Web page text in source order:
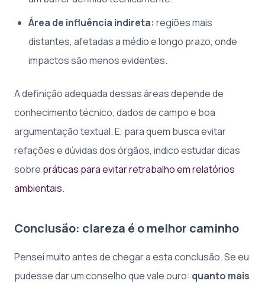
Área de influência indireta: regiões mais
distantes, afetadas a médio e longo prazo, onde
impactos são menos evidentes.
A definição adequada dessas áreas depende de
conhecimento técnico, dados de campo e boa
argumentação textual. E, para quem busca evitar
refações e dúvidas dos órgãos, indico estudar dicas
sobre práticas para evitar retrabalho em relatórios
ambientais.
Conclusão: clareza é o melhor caminho
Pensei muito antes de chegar a esta conclusão. Se eu
pudesse dar um conselho que vale ouro: quanto mais